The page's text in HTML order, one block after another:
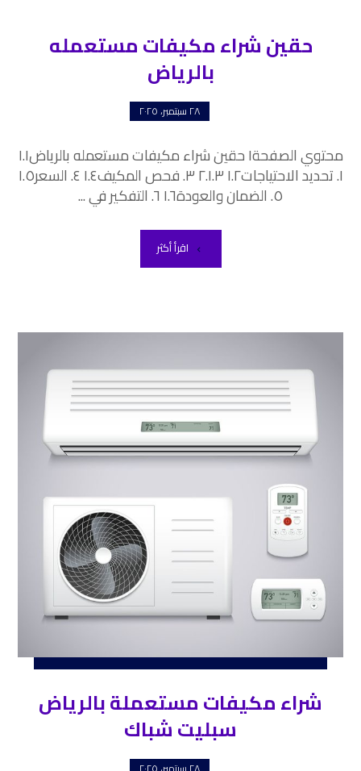
حقين شراء مكيفات مستعمله
بالرياض
٢٨ سبتمبر، ٢٠٢٥
محتوي الصفحة١ حقين شراء مكيفات مستعمله بالرياض١.١
١. تحديد الاحتياجات١.٢ ٢.١.٣ ٣. فحص المكيف١.٤ ٤. السعر١.٥
٥. الضمان والعودة١.٦ ٦. التفكير في ...
اقرأ أكثر
شراء مكيفات مستعملة بالرياض
سبليت شباك